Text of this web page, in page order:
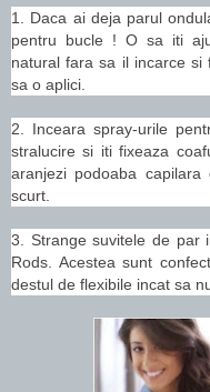
1. Daca ai deja parul
pentru bucle ! O sa iti
natural fara sa il incarce
sa o aplici.
2. Inceara spray-urile
stralucire si iti fixeaza
aranjezi podoaba
scurt.
3. Strange suvitele de par
Rods. Acestea sunt
destul de flexibile incat sa